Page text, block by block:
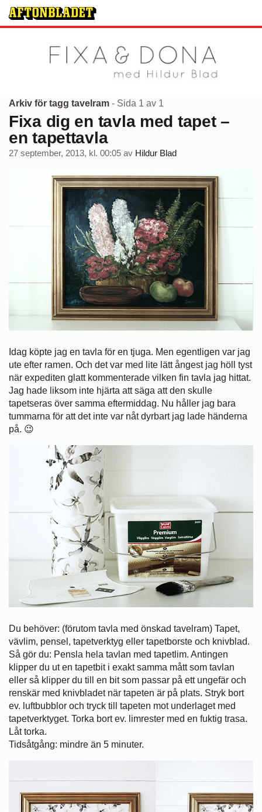
Arkiv för tagg tavelram - Sida 1 av 1
Fixa dig en tavla med tapet –
en tapettavla
27 september, 2013, kl. 00:05 av Hildur Blad
Idag köpte jag en tavla för en tjuga. Men egentligen var jag
ute efter ramen. Och det var med lite lätt ångest jag höll tyst
när expediten glatt kommenterade vilken fin tavla jag hittat.
Jag hade liksom inte hjärta att säga att den skulle
tapetseras över samma eftermiddag. Nu håller jag bara
tummarna för att det inte var nåt dyrbart jag lade händerna
på. 😉
Du behöver: (förutom tavla med önskad tavelram) Tapet,
vävlim, pensel, tapetverktyg eller tapetborste och knivblad.
Så gör du: Pensla hela tavlan med tapetlim. Antingen
klipper du ut en tapetbit i exakt samma mått som tavlan
eller så klipper du till en bit som passar på ett ungefär och
renskär med knivbladet när tapeten är på plats. Stryk bort
ev. luftbubblor och tryck till tapeten mot underlaget med
tapetverktyget. Torka bort ev. limrester med en fuktig trasa.
Låt torka.
Tidsåtgång: mindre än 5 minuter.